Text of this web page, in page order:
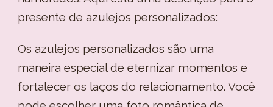
presente de azulejos personalizados:
Os azulejos personalizados são uma
maneira especial de eternizar momentos e
fortalecer os laços do relacionamento. Você